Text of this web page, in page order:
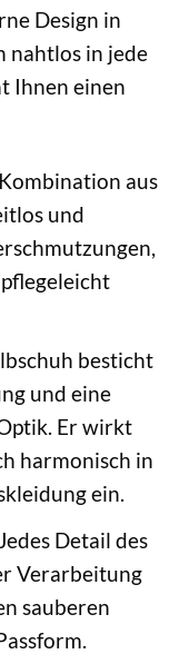
Design in
nahtlos in jede
Ihnen einen
aus
und
besticht
und eine
Er wirkt
harmonisch in
ein.
Detail des
Verarbeitung
sauberen